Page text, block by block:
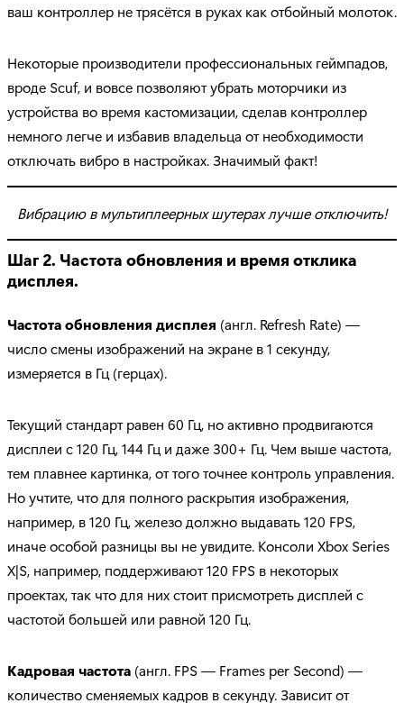
ваш контроллер не трясётся в руках как отбойный молоток.
Некоторые производители профессиональных геймпадов,
вроде Scuf, и вовсе позволяют убрать моторчики из
устройства во время кастомизации, сделав контроллер
немного легче и избавив владельца от необходимости
отключать вибро в настройках. Значимый факт!
Вибрацию в мультиплеерных шутерах лучше отключить!
Шаг 2. Частота обновления и время отклика
дисплея.
Частота обновления дисплея (англ. Refresh Rate) —
число смены изображений на экране в 1 секунду,
измеряется в Гц (герцах).
Текущий стандарт равен 60 Гц, но активно продвигаются
дисплеи с 120 Гц, 144 Гц и даже 300+ Гц. Чем выше частота,
тем плавнее картинка, от того точнее контроль управления.
Но учтите, что для полного раскрытия изображения,
например, в 120 Гц, железо должно выдавать 120 FPS,
иначе особой разницы вы не увидите. Консоли Xbox Series
X|S, например, поддерживают 120 FPS в некоторых
проектах, так что для них стоит присмотреть дисплей с
частотой большей или равной 120 Гц.
Кадровая частота (англ. FPS — Frames per Second) —
количество сменяемых кадров в секунду. Зависит от